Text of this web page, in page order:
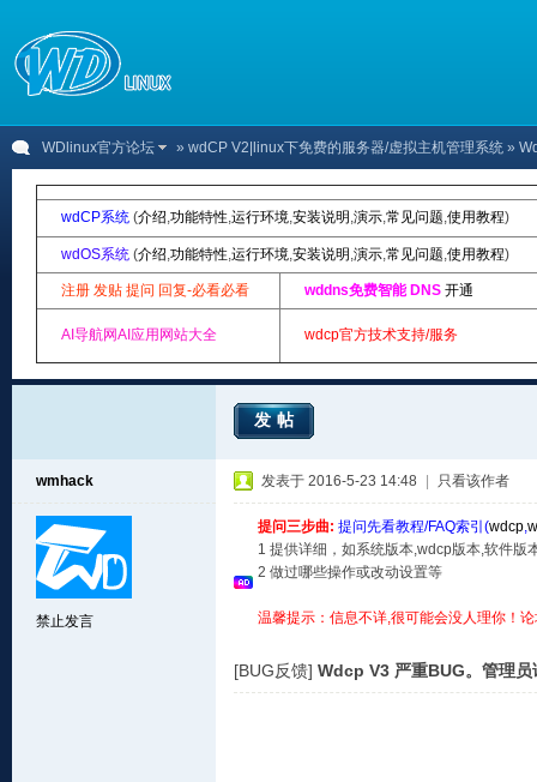
WDlinux官方论坛 » wdCP V2|linux下免费的服务器/虚拟主机管理系统 »
wdCP系统 (介绍,功能特性,运行环境,安装说明 ,演示,常见问题,使用教程)
wdOS系统 (介绍,功能特性,运行环境,安装说明 ,演示,常见问题,使用教程)
注册 发贴 提问 回复-必看必看 wddns免费智能 DNS 开通
AI导航网AI应用网站大全 wdcp官方技术支持/服务
发帖
wmhack
禁止发言
发表于 2016-5-23 14:48 只看该作者
提问三步曲: 提问先看教程/FAQ索引(wdcp,
1 提供详细，如系统版本,wdcp版本,软件版
2 做过哪些操作或改动设置等
温馨提示：信息不详,很可能会没人理你！
[BUG反馈] Wdcp V3 严重BUG。管理员